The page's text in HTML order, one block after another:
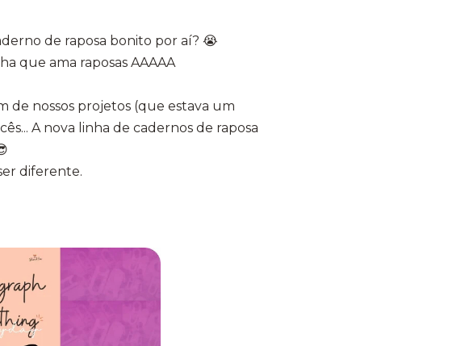
de raposa bonito por aí? 😭
que ama raposas AAAAA
de nossos projetos (que estava um
A nova linha de cadernos de raposa
diferente.